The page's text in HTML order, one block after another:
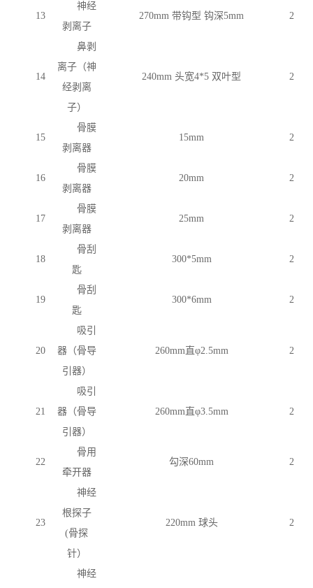
13
神经
剥离子
270mm 带钩型 钩深5mm 2
14
鼻剥
离子（神
经剥离
子）
240mm 头宽4*5 双叶型 2
15
骨膜
剥离器
15mm 2
16
骨膜
剥离器
20mm 2
17
骨膜
剥离器
25mm 2
18
骨刮
匙
300*5mm 2
19
骨刮
匙
300*6mm 2
20
吸引
器（骨导
引器）
260mm直φ2.5mm 2
21
吸引
器（骨导
引器）
260mm直φ3.5mm 2
22
骨用
牵开器
勾深60mm 2
23
神经
根探子
(骨探
针）
220mm 球头 2
神经